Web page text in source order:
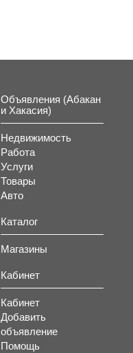
Объявления (Абакан
и Хакасия)
Недвижимость
Работа
Услуги
Товары
Авто
Каталог
Магазины
Кабинет
Кабинет
Добавить
объявление
Помощь